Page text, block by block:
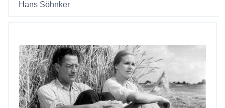
Hans Söhnker